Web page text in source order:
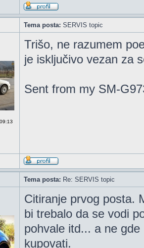
Tema posta: SERVIS topic
Trišo, ne razumem
je isključivo vezan za
Sent from my SM-
Tema posta: Re: SERVIS topic
Citiranje prvog posta.
bi trebalo da se vodi
pohvale itd... a ne
kupovati.